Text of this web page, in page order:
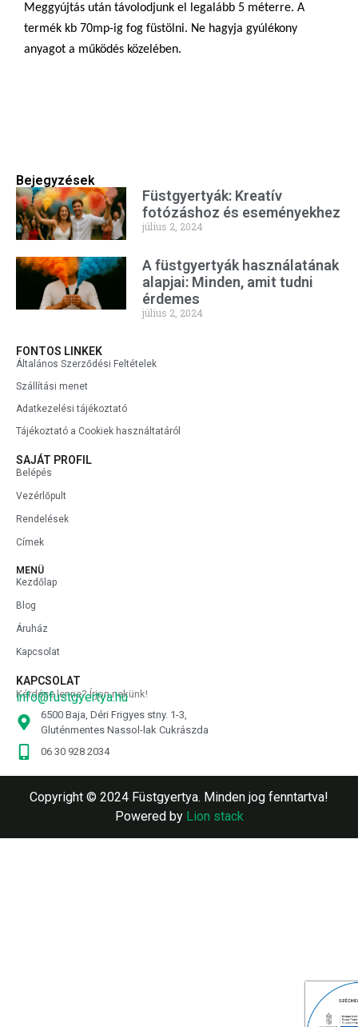
Meggyújtás után távolodjunk el legalább 5 méterre. A
termék kb 70mp-ig fog füstölni. Ne hagyja gyúlékony
anyagot a működés közelében.
Bejegyzések
Füstgyertyák: Kreatív
fotózáshoz és eseményekhez
július 2, 2024
A füstgyertyák használatának
alapjai: Minden, amit tudni
érdemes
július 2, 2024
FONTOS LINKEK
Általános Szerződési Feltételek
Szállítási menet
Adatkezelési tájékoztató
Tájékoztató a Cookiek használtatáról
SAJÁT PROFIL
Belépés
Vezérlőpult
Rendelések
Címek
MENÜ
Kezdőlap
Blog
Áruház
Kapcsolat
KAPCSOLAT
Kérdése lenne? Írjon nekünk!
info@fustgyertya.hu
6500 Baja, Déri Frigyes stny. 1-3,
Gluténmentes Nassol-lak Cukrászda
06 30 928 2034
Copyright © 2024 Füstgyertya. Minden jog fenntartva!
Powered by Lion stack